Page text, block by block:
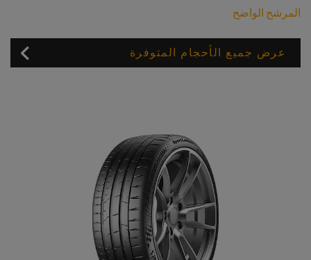
المرشح الواضح
عرض جميع الأحجام المتوفرة